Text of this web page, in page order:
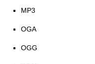
MP3
OGA
OGG